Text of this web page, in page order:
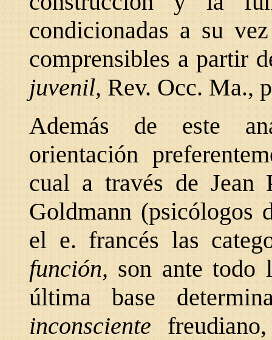
condicionadas a su
comprensibles a partir
juvenil,Rev. Occ. Ma.,
Además de este
orientación
cual a través de Jean
Goldmann (psicólogos
el e. francés las
función,son ante todo
última base
inconsciente